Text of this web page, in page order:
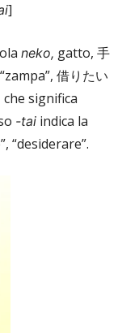
]
neko, gatto, 手
借りたい
che significa
-tai indica la
“desiderare”.